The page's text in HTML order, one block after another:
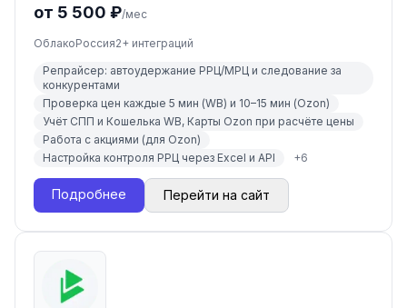
от 5 500 ₽/мес
ОблакоРоссия2+ интеграций
Репрайсер: автоудержание РРЦ/МРЦ и следование за
конкурентами
Проверка цен каждые 5 мин (WB) и 10–15 мин (Ozon)
Учёт СПП и Кошелька WB, Карты Ozon при расчёте цены
Работа с акциями (для Ozon)
Настройка контроля РРЦ через Excel и API
+6
Подробнее Перейти на сайт